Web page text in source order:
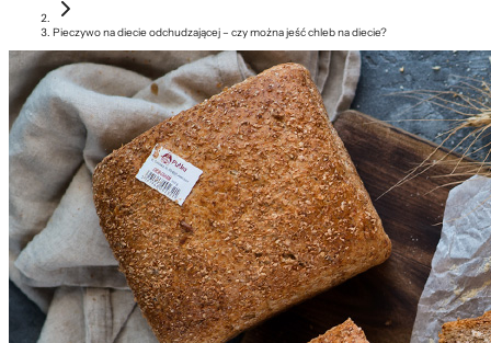
Pieczywo na diecie odchudzającej – czy można jeść chleb na diecie?